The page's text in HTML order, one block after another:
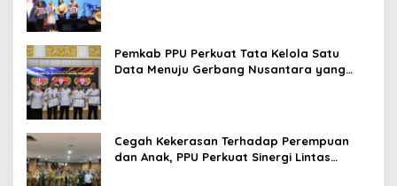
Pemkab PPU Perkuat Tata Kelola Satu
Data Menuju Gerbang Nusantara yang
Cegah Kekerasan Terhadap Perempuan
dan Anak, PPU Perkuat Sinergi Lintas